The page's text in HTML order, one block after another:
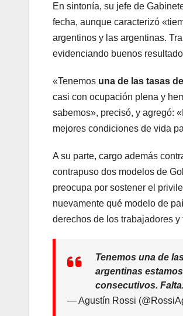
En sintonía, su jefe de
fecha, aunque caracterizó
argentinos y las argentinas.
evidenciando buenos
«Tenemos una de las tasas
casi con ocupación plena y
sabemos», precisó, y agregó:
mejores condiciones de vida
A su parte, cargo además
contrapuso dos modelos de
preocupa por sostener el
nuevamente qué modelo de
derechos de los trabajadores
Tenemos una de
argentinas
consecutivos.
— Agustín Rossi